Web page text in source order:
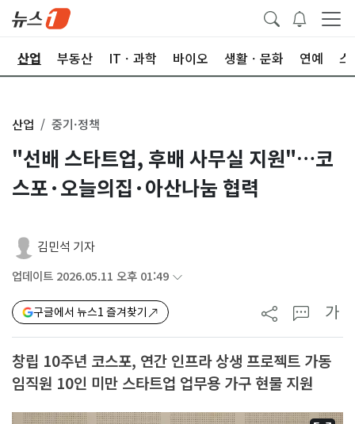
산업 부동산 ITㆍ과학 바이오 생활ㆍ문화 연예 스
산업 중기·정책
"선배 스타트업, 후배 사무실 지원"…코
스포·오늘의집·아산나눔 협력
김민석 기자
업데이트 2026.05.11 오후 01:49
구글에서 뉴스1 즐겨찾기 가
창립 10주년 코스포, 연간 인프라 상생 프로젝트 가동
임직원 10인 미만 스타트업 업무용 가구 현물 지원